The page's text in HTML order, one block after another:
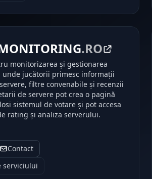
.RO
monitorizarea și gestionarea
unde jucătorii primesc informații
filtre convenabile și recenzii
de servere pot crea o pagină
sistemul de votare și pot accesa
rating și analiza serverului.
Contact
serviciului